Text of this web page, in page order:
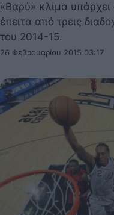
«Βαρύ» κλίμα
έπειτα από τρεις
του 2014-15.
26 Φεβρουαρίου 2015 03:17